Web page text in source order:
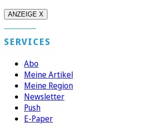
ANZEIGE X
SERVICES
Abo
Meine Artikel
Meine Region
Newsletter
Push
E-Paper